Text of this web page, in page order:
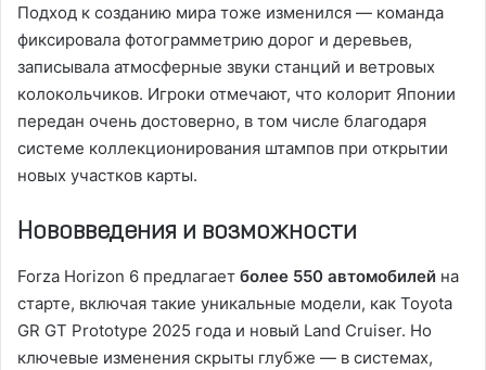
Подход к созданию мира тоже изменился — команда
фиксировала фотограмметрию дорог и деревьев,
записывала атмосферные звуки станций и ветровых
колокольчиков. Игроки отмечают, что колорит Японии
передан очень достоверно, в том числе благодаря
системе коллекционирования штампов при открытии
новых участков карты.
Нововведения и возможности
Forza Horizon 6 предлагает более 550 автомобилей на
старте, включая такие уникальные модели, как Toyota
GR GT Prototype 2025 года и новый Land Cruiser. Но
ключевые изменения скрыты глубже — в системах,